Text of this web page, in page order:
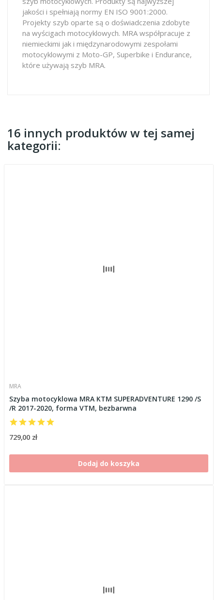
jakości i spełniają normy EN ISO 9001:2000.
Projekty szyb oparte są o doświadczenia zdobyte
na wyścigach motocyklowych. MRA współpracuje z
niemieckimi jak i międzynarodowymi zespołami
motocyklowymi z Moto-GP, Superbike i Endurance,
które używają szyb MRA.
16 innych produktów w tej samej
kategorii:
MRA
Szyba motocyklowa MRA KTM SUPERADVENTURE 1290 /S
/R 2017-2020, forma VTM, bezbarwna
729,00 zł
Dodaj do koszyka